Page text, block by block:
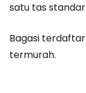
satu tas
Bagasi
termurah.